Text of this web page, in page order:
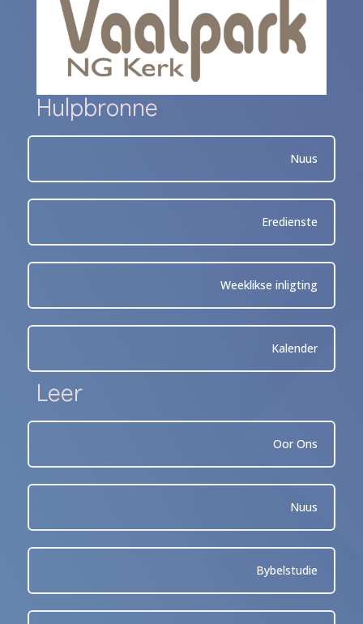
Hulpbronne
Nuus
Eredienste
Weeklikse inligting
Kalender
Leer
Oor Ons
Nuus
Bybelstudie